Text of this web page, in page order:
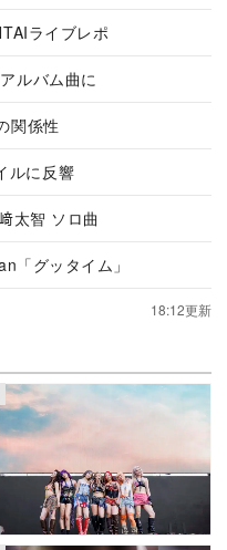
ライブレポ
ルバム曲に
関係性
ルに反響
太智 ソロ曲
「グッタイム」
18:12更新